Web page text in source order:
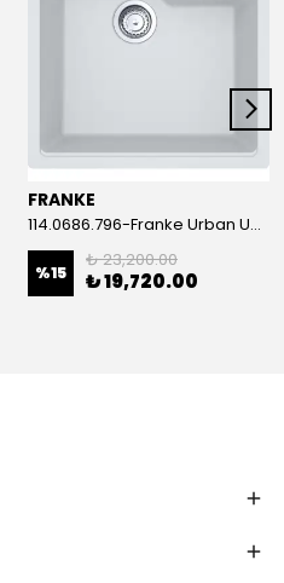
FRANKE
114.0686.796-Franke Urban Ubg 610-56 Bianco Granit Eviye
%15
₺ 23,200.00
₺ 19,720.00